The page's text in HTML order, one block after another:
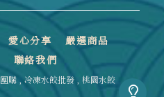
愛心分享
嚴選商品
聯絡我們
購 冷凍水餃批發 桃園水餃